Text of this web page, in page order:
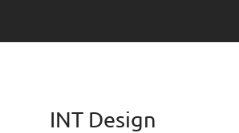
INT Design